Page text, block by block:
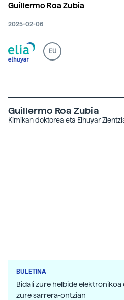
Guillermo Roa Zubia
2025-02-06
EU
Guillermo Roa Zubia
Kimikan doktorea eta Elhuyar
BULETINA
Bidali zure helbide
zure sarrera-ontzian